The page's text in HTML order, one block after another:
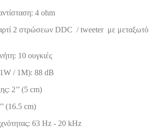
4 ohm
2 στρώσεων DDC / tweeter με μεταξωτό
10 ουγκιές
/ 1M): 88 dB
2’’ (5 cm)
(16.5 cm)
63 Hz - 20 kHz